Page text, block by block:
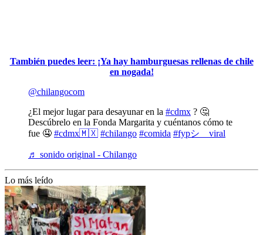
También puedes leer: ¡Ya hay hamburguesas rellenas de chile
en nogada!
@chilangocom
¿El mejor lugar para desayunar en la #cdmx ? 🤔
Descúbrelo en la Fonda Margarita y cuéntanos cómo te
fue 🤤 #cdmx🇲🇽 #chilango #comida #fypシ゚viral
♬ sonido original - Chilango
Lo más leído